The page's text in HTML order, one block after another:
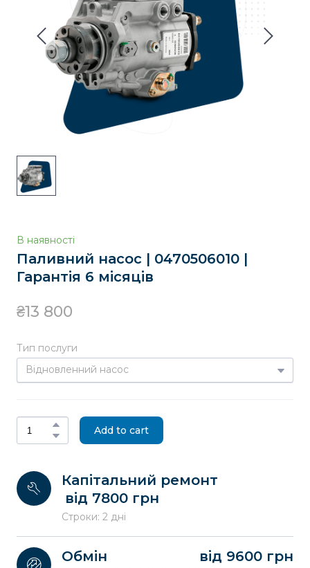
В наявності
Паливний насос | 0470506010 |
Гарантія 6 місяців
₴13 800
Тип послуги
Add to cart
Капітальний ремонт
від 7800 грн
Строки: 2 дні
Обмін від 9600 грн